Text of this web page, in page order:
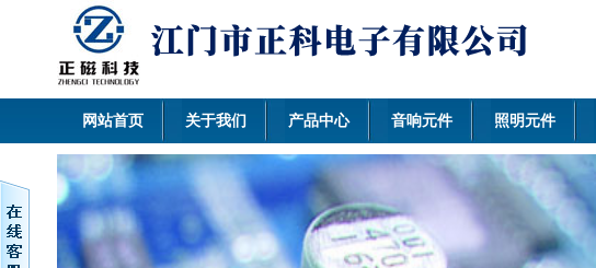
网站首页 关于我们 产品中心 音响元件 照明元件